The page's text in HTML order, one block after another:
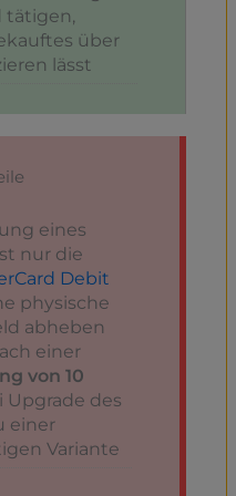
tätigen,
über
lässt
eines
nur die
Debit
physische
abheben
einer
von 10
Upgrade des
einer
Variante